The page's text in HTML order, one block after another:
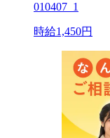
010407_1
時給1,450円